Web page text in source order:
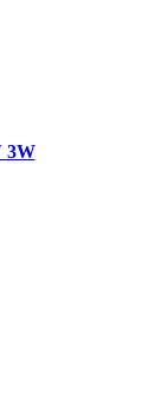
3W